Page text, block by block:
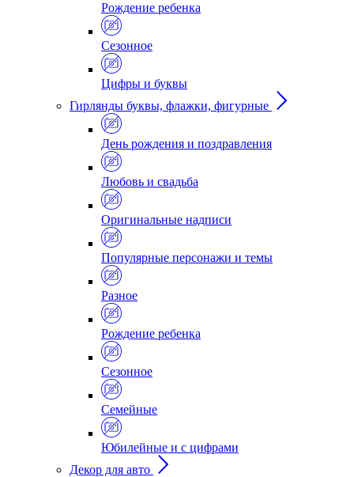
Рождение ребенка
Сезонное
Цифры и буквы
Гирлянды буквы, флажки, фигурные
День рождения и поздравления
Любовь и свадьба
Оригинальные надписи
Популярные персонажи и темы
Разное
Рождение ребенка
Сезонное
Семейные
Юбилейные и с цифрами
Декор для авто